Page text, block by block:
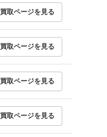
買取ページを見る
買取ページを見る
買取ページを見る
買取ページを見る